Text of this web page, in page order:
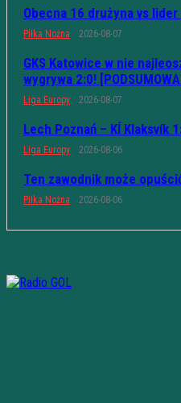
Obecna 16 drużyna vs
Piłka Nożna 2026-08-07
GKS Katowice w nie
wygrywa 2:0!
Liga Europy 2026-08-07
Lech Poznań – KÍ Klaksvík
Liga Europy 2026-08-06
Ten zawodnik może
Piłka Nożna 2026-08-06